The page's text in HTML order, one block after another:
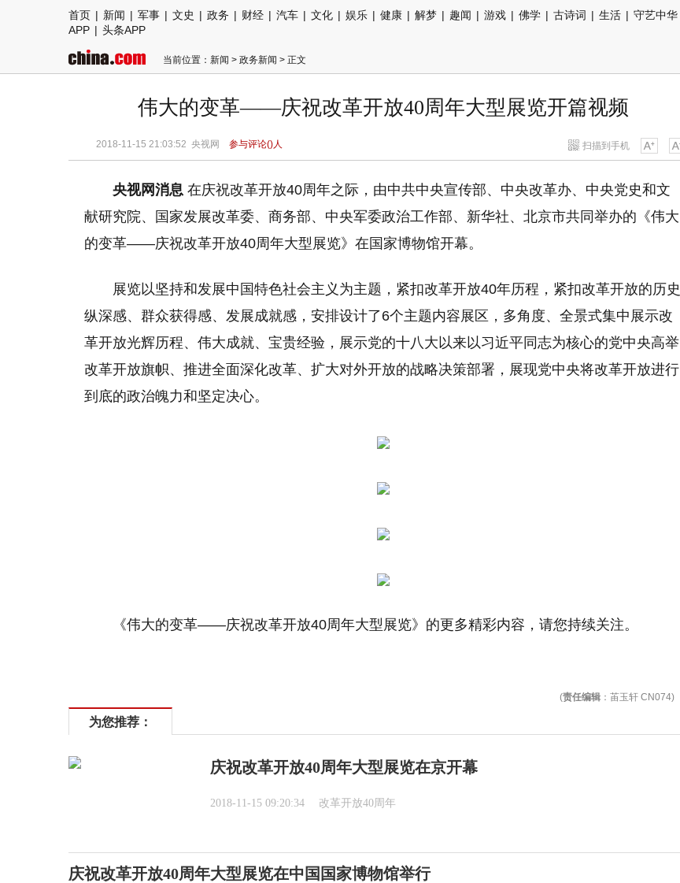
首页 | 新闻 | 军事 | 文史 | 政务 | 财经 | 汽车 | 文化 | 娱乐 | 健康 | 解梦 | 趣闻 | 游戏 | 佛学 | 古诗词 | 生活 | 守艺中华
APP | 头条APP
当前位置： 新闻 > 政务新闻 > 正文
伟大的变革——庆祝改革开放40周年大型展览开篇视频
扫描到手机
2018-11-15 21:03:52 央视网 参与评论()人
央视网消息 在庆祝改革开放40周年之际，由中共中央宣传部、中央改革办、中央党史和文
献研究院、国家发展改革委、商务部、中央军委政治工作部、新华社、北京市共同举办的《伟大
的变革——庆祝改革开放40周年大型展览》在国家博物馆开幕。
展览以坚持和发展中国特色社会主义为主题，紧扣改革开放40年历程，紧扣改革开放的历史
纵深感、群众获得感、发展成就感，安排设计了6个主题内容展区，多角度、全景式集中展示改
革开放光辉历程、伟大成就、宝贵经验，展示党的十八大以来以习近平同志为核心的党中央高举
改革开放旗帜、推进全面深化改革、扩大对外开放的战略决策部署，展现党中央将改革开放进行
到底的政治魄力和坚定决心。
《伟大的变革——庆祝改革开放40周年大型展览》的更多精彩内容，请您持续关注。
(责任编辑 ：苖玉轩 CN074)
为您推荐：
庆祝改革开放40周年大型展览在京开幕
2018-11-15 09:20:34 改革开放40周年
庆祝改革开放40周年大型展览在中国国家博物馆举行